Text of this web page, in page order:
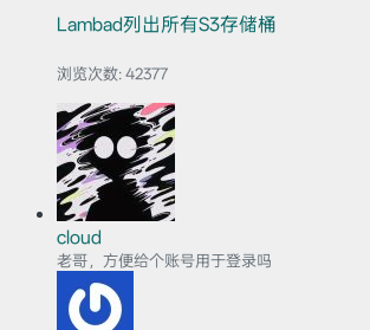
Lambad列出所有S3存储桶
浏览次数: 42377
cloud
老哥，方便给个账号用于登录吗